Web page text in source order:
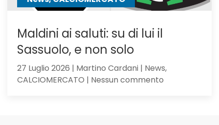
Maldini ai saluti: su di lui il
Sassuolo, e non solo
27 Luglio 2026 | Martino Cardani | News,
CALCIOMERCATO | Nessun commento